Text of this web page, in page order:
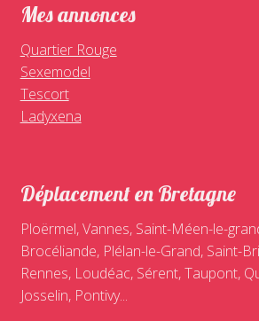
Mes annonces
Quartier Rouge
Sexemodel
Tescort
Ladyxena
Déplacement en Bretagne
Ploërmel, Vannes, Saint-Méen-le-
Brocéliande, Plélan-le-Grand, Saint-
Rennes, Loudéac, Sérent, Taupont,
Josselin, Pontivy...